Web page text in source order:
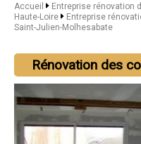
Accueil
Entreprise rénovation
Haute-Loire
Entreprise
Saint-Julien-Molhesabate
Rénovation des